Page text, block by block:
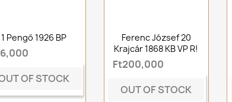
1 Pengő 1926 BP
OF STOCK
Ferenc József 20
Krajcár 1868 KB VP R!
Ft200,000
OUT OF STOCK